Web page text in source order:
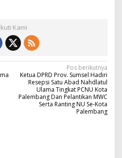
Ikuti Kami
Pos berikutnya
Ketua DPRD Prov. Sumsel Hadiri
Resepsi Satu Abad Nahdlatul
Ulama Tingkat PCNU Kota
Palembang Dan Pelantikan MWC
Serta Ranting NU Se-Kota
Palembang